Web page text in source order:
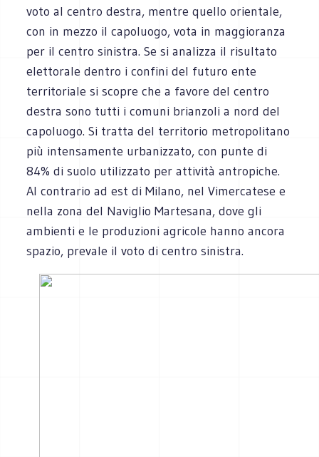
voto al centro destra, mentre quello orientale,
con in mezzo il capoluogo, vota in maggioranza
per il centro sinistra. Se si analizza il risultato
elettorale dentro i confini del futuro ente
territoriale si scopre che a favore del centro
destra sono tutti i comuni brianzoli a nord del
capoluogo. Si tratta del territorio metropolitano
più intensamente urbanizzato, con punte di
84% di suolo utilizzato per attività antropiche.
Al contrario ad est di Milano, nel Vimercatese e
nella zona del Naviglio Martesana, dove gli
ambienti e le produzioni agricole hanno ancora
spazio, prevale il voto di centro sinistra.